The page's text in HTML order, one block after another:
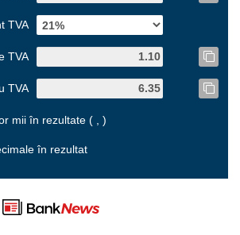
TVA
TVA
TVA
mii în rezultate ( , )
în rezultat